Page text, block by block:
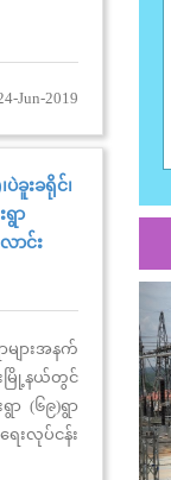
Jun-2019
ခူးခရိုင်၊
ာ
ာင်း
ျားအနက်
းမြို့နယ်တွင်
ာ (၆၉)ရွာ
းလုပ်ငန်း